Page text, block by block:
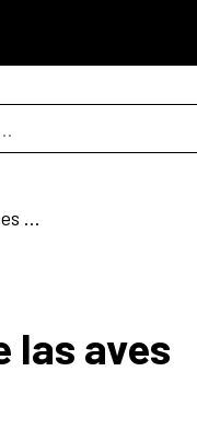
#AlertaPlaneta | Día Mundial de las aves migratorias
las aves